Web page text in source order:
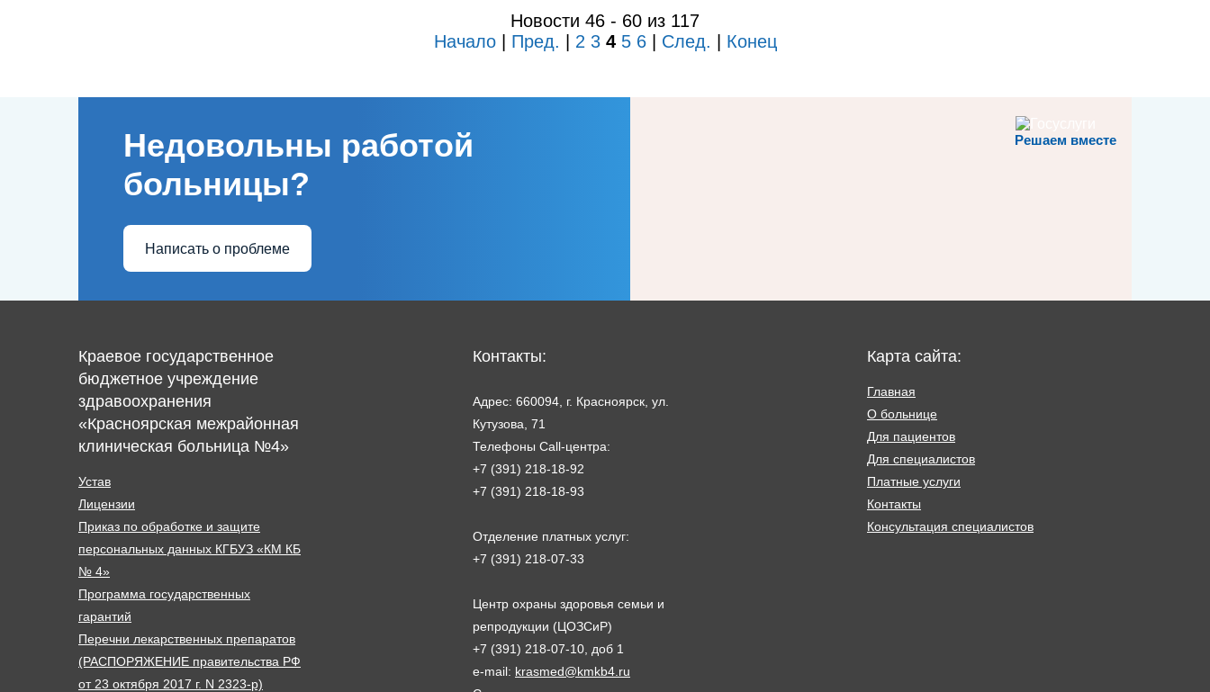
Новости 46 - 60 из 117
Начало| Пред. 2 3 4 5 6| След. Конец
Решаем вместе
Недовольны работой
больницы?
Написать о проблеме
Краевое государственное
бюджетное учреждение
здравоохранения
«Красноярская межрайонная
клиническая больница №4»
Устав
Лицензии
Приказ по обработке и защите
персональных данных КГБУЗ «КМ КБ
№ 4»
Программа государственных
гарантий
Перечни лекарственных препаратов
(РАСПОРЯЖЕНИЕ правительства РФ
от 23 октября 2017 г. N 2323-р)
Контакты:
Адрес: 660094, г. Красноярск, ул.
Кутузова, 71
Телефоны Call-центра:
+7 (391) 218-18-92
+7 (391) 218-18-93
Отделение платных услуг:
+7 (391) 218-07-33
Центр охраны здоровья семьи и
репродукции (ЦОЗСиР)
+7 (391) 218-07-10, доб 1
e-mail: krasmed@kmkb4.ru
Карта сайта:
Главная
О больнице
Для пациентов
Для специалистов
Платные услуги
Контакты
Консультация специалистов